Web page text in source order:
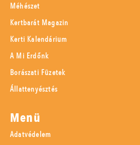
Méhészet
Kertbarát Magazin
Kerti Kalendárium
A Mi Erdőnk
Borászati Füzetek
Állattenyésztés
Menü
Adatvédelem